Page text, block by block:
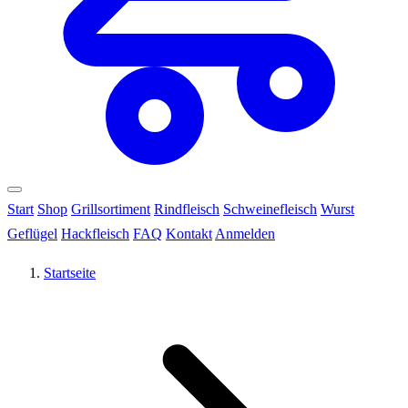
Start Shop Grillsortiment Rindfleisch Schweinefleisch Wurst
Geflügel Hackfleisch FAQ Kontakt Anmelden
Startseite